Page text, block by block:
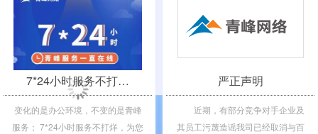
7*24小时服务不打…
变化的是办公环境，不变的是青峰
服务； 7*24小时服务不打烊，为您
严正声明
近期，有部分竞争对手企业及
其员工污蔑造谣我司已经取消与百